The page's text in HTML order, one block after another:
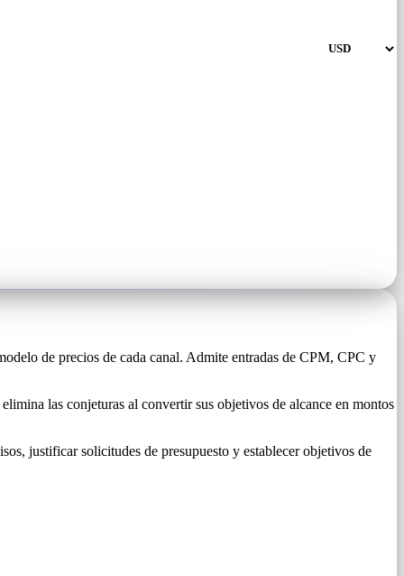
de precios de cada canal. Admite entradas de CPM, CPC y
las conjeturas al convertir sus objetivos de alcance en montos
justificar solicitudes de presupuesto y establecer objetivos de